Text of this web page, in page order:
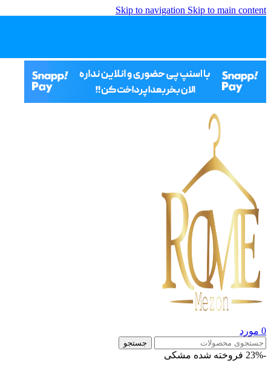
Skip to navigation Skip to main content
0 مورد
جستجو
-23% فروخته شده مشکی